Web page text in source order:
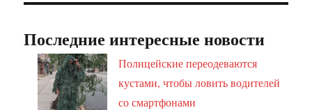
Последние интересные новости
Полицейские переодеваются
кустами, чтобы ловить водителей
со смартфонами